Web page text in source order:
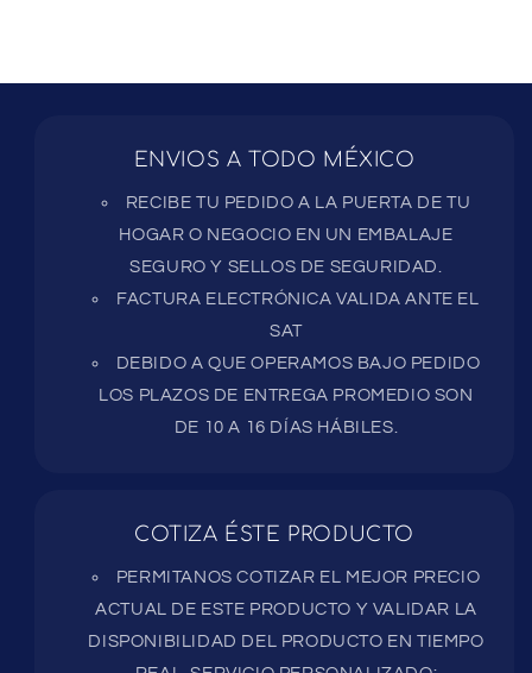
ENVIOS A TODO MÉXICO
RECIBE TU PEDIDO A LA PUERTA DE TU
HOGAR O NEGOCIO EN UN EMBALAJE
SEGURO Y SELLOS DE SEGURIDAD.
FACTURA ELECTRÓNICA VALIDA ANTE EL
SAT
DEBIDO A QUE OPERAMOS BAJO PEDIDO
LOS PLAZOS DE ENTREGA PROMEDIO SON
DE 10 A 16 DÍAS HÁBILES.
COTIZA ÉSTE PRODUCTO
PERMITANOS COTIZAR EL MEJOR PRECIO
ACTUAL DE ESTE PRODUCTO Y VALIDAR LA
DISPONIBILIDAD DEL PRODUCTO EN TIEMPO